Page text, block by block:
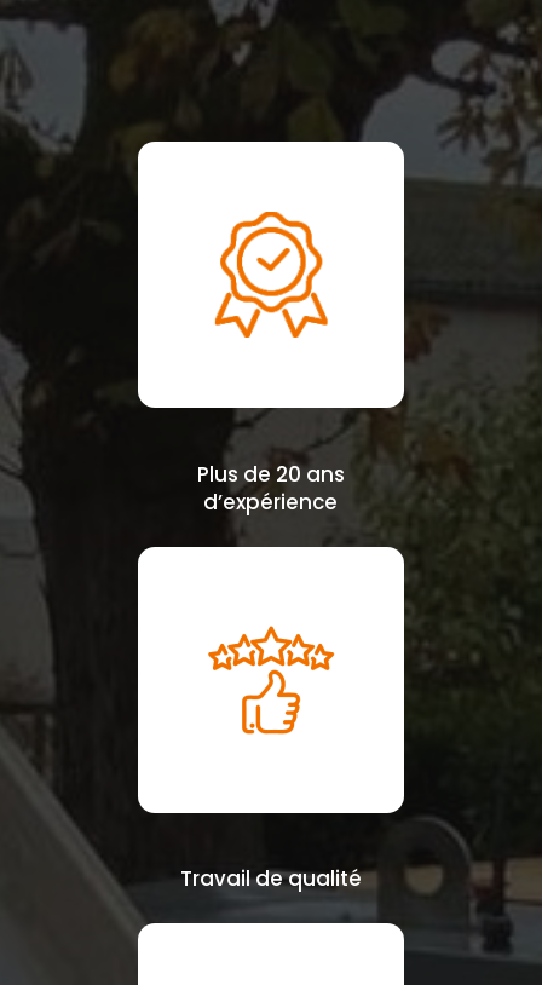
Plus de 20 ans
d’expérience
Travail de qualité